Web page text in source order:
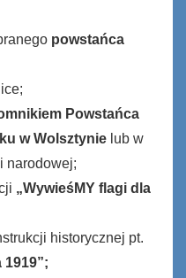
powstańca
Powstańca
w Wolsztynie lub w
narodowej;
„WywieśMY flagi dla
historycznej pt.
1919”;